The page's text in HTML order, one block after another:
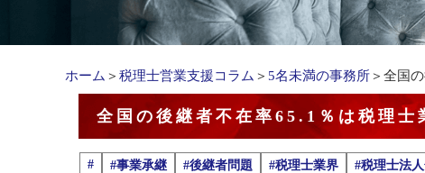
ホーム ＞ 税理士営業支援コラム ＞ 5名未満の事務所＞全国
全国の後継者不在率65.1％は税理士
# #事業承継 #後継者問題 #税理士業界 #税理士法